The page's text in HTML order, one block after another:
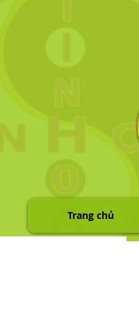
Trang chủ